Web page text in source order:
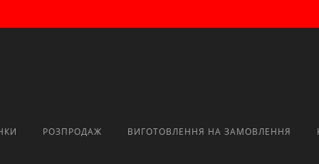
РОЗПРОДАЖ ВИГОТОВЛЕННЯ НА ЗАМОВЛЕННЯ